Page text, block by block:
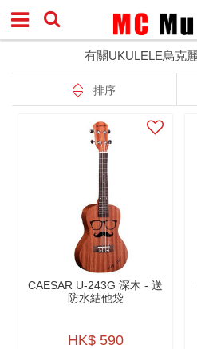
有關UKULELE烏克
排序
CAESAR U-243G 深木 - 送
防水結他袋
HK$ 590